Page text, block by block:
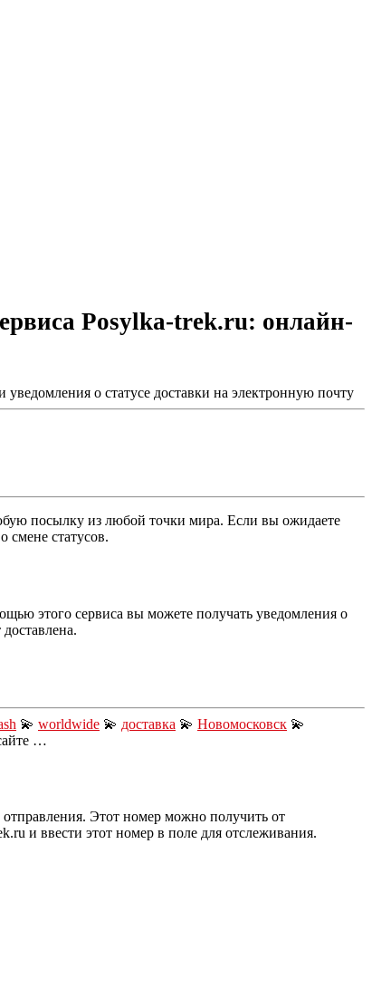
Posylka-trek.ru: онлайн-
о статусе доставки на электронную почту
посылку из любой точки мира. Если вы ожидаете
смене статусов.
этого сервиса вы можете получать уведомления о
💫 worldwide 💫 доставка 💫 Новомосковск 💫
…
Этот номер можно получить от
и ввести этот номер в поле для отслеживания.